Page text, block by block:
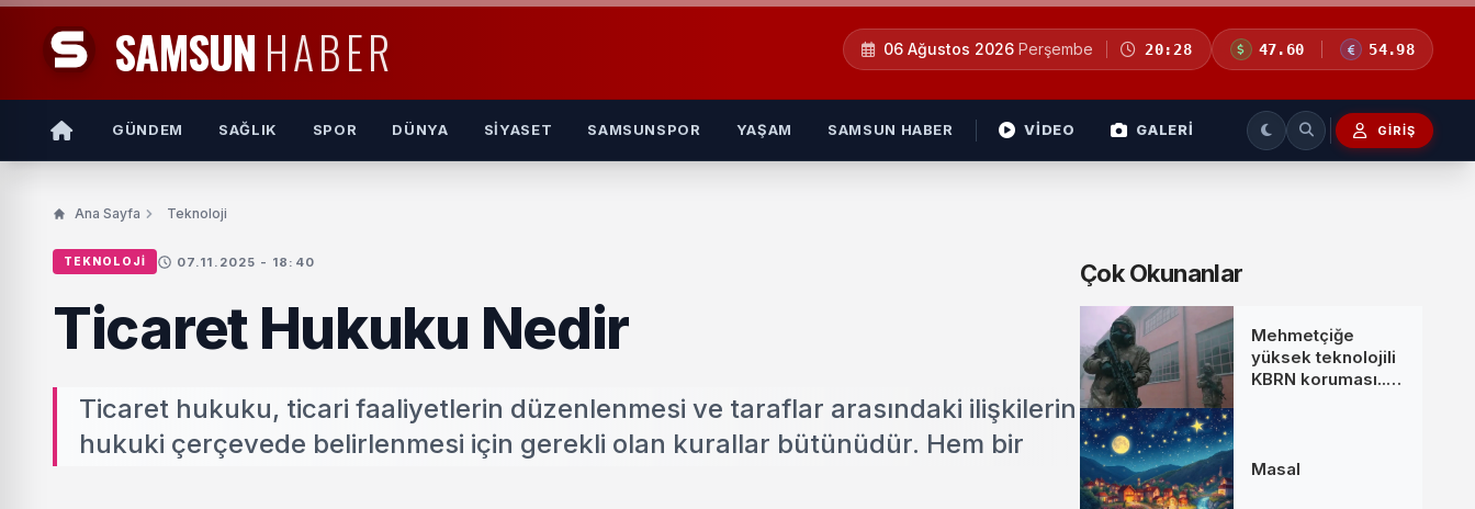
SAMSUN HABER 06 Ağustos 2026 Perşembe 20:28 47.60 54.98
GÜNDEM SAĞLIK SPOR DÜNYA SIYASET SAMSUNSPOR YAŞAM SAMSUN HABER VİDEO GALERİ GIRIŞ
Ana Sayfa Teknoloji
TEKNOLOJI 07.11.2025 - 18:40
Ticaret Hukuku Nedir
Ticaret hukuku, ticari faaliyetlerin düzenlenmesi ve taraflar arasındaki ilişkilerin
hukuki çerçevede belirlenmesi için gerekli olan kurallar bütünüdür. Hem bir
Çok Okunanlar
Mehmetçiğe
yüksek teknolojili
KBRN koruması...
Masal